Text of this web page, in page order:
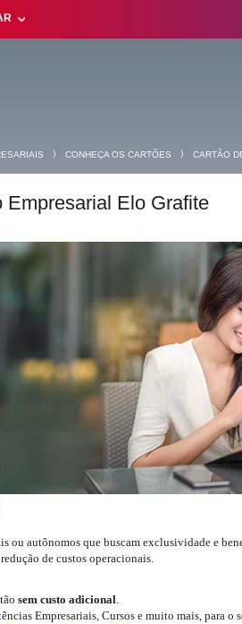
⟩ CONHEÇA OS CARTÕES ⟩ CARTÃO
Elo Grafite
ou autônomos que buscam exclusividade e
de custos operacionais.
sem custo adicional.
Empresariais, Cursos e muito mais, para o